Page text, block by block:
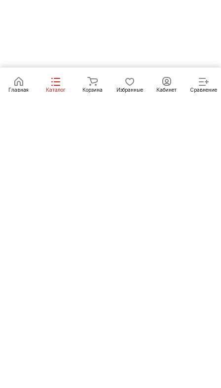
В корзину
Главная Каталог Корзина Избранные Кабинет Сравнение